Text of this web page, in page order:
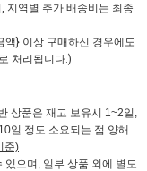
지역별 추가 배송비는 최종
} 이상 구매하신 경우에도
처리됩니다.)
상품은 재고 보유시 1~2일,
일 정도 소요되는 점 양해
준)
으며, 일부 상품 외에 별도